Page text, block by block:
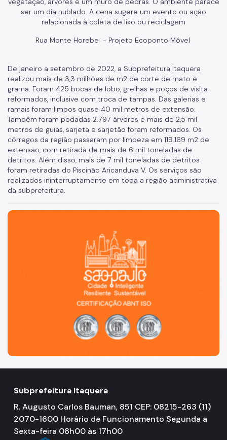
Rua Monte Horebe - Projeto Ecoponto Móvel
De janeiro a setembro de 2022, a Subprefeitura Itaquera
realizou mais de 3,3 milhões de m2 de corte de mato e
grama. Foram 425 bocas de lobo, grelhas e poços de visita
reformados, inclusive com troca de tampas. Das galerias e
ramais foram limpos quase 40 mil metros de extensão.
Também foram podadas 2.797 árvores e mais de 2,5 mil
metros de guias, sarjeta e sarjetão foram reformados. Os
córregos da região passaram por limpeza em 119.169 m2 de
extensão, com retirada de mais de 6 mil toneladas de
detritos. Além disso, mais de 7 mil toneladas de detritos
foram retiradas do Piscinão Aricanduva V. Os serviços são
realizados ininterruptamente em toda a região administrativa
da subprefeitura.
São Paulo, cidade inteligente, resiliente e sustentável
Subprefeitura Itaquera
R. Augusto Carlos Bauman, 851 CEP: 08215-263 (11)
2070-1600 Horário de Funcionamento Segunda a
Sexta-feira 08h00 às 17h00